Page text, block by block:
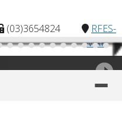
(03)3654824
RFES-
MAP